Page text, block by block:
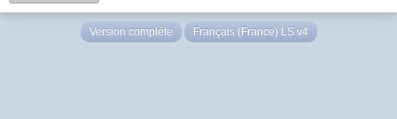
Version complète Français (France) LS v4